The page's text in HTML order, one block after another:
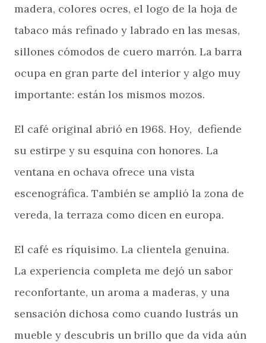
madera, colores ocres, el logo de la hoja de
tabaco más refinado y labrado en las mesas,
sillones cómodos de cuero marrón. La barra
ocupa en gran parte del interior y algo muy
importante: están los mismos mozos.
El café original abrió en 1968. Hoy, defiende
su estirpe y su esquina con honores. La
ventana en ochava ofrece una vista
escenográfica. También se amplió la zona de
vereda, la terraza como dicen en europa.
El café es ríquisimo. La clientela genuina.
La experiencia completa me dejó un sabor
reconfortante, un aroma a maderas, y una
sensación dichosa como cuando lustrás un
mueble y descubris un brillo que da vida aún